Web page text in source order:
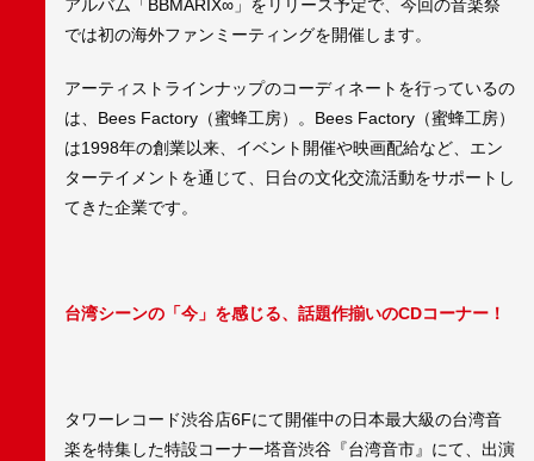
アルバム「BBMARIX∞」をリリース予定で、今回の音楽祭
では初の海外ファンミーティングを開催します。
アーティストラインナップのコーディネートを行っているの
は、Bees Factory（蜜蜂工房）。Bees Factory（蜜蜂工房）
は1998年の創業以来、イベント開催や映画配給など、エン
ターテイメントを通じて、日台の文化交流活動をサポートし
てきた企業です。
台湾シーンの「今」を感じる、話題作揃いのCDコーナー！
タワーレコード渋谷店6Fにて開催中の日本最大級の台湾音
楽を特集した特設コーナー塔音渋谷『台湾音市』にて、出演